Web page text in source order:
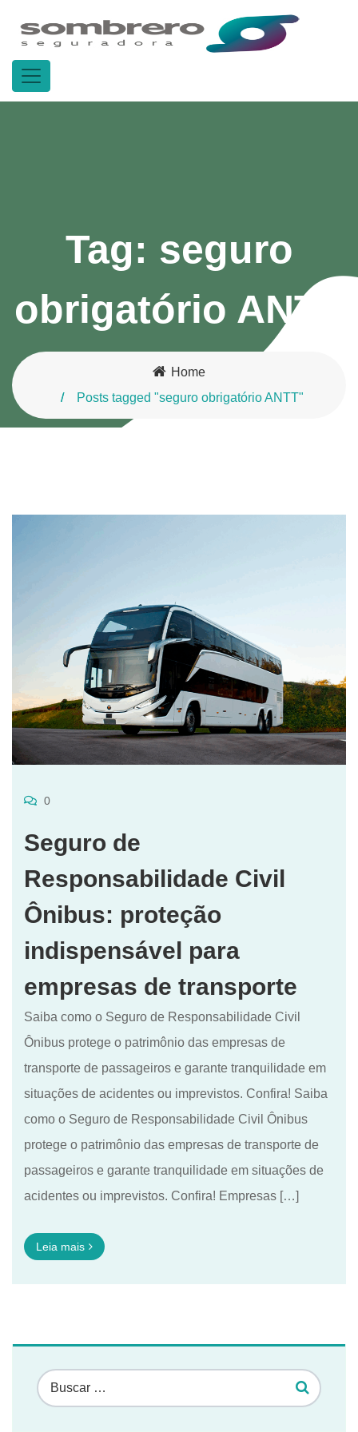
Tag: seguro
obrigatório ANTT
Home
Posts tagged "seguro obrigatório ANTT"
0
Seguro de
Responsabilidade Civil
Ônibus: proteção
indispensável para
empresas de transporte
Saiba como o Seguro de Responsabilidade Civil
Ônibus protege o patrimônio das empresas de
transporte de passageiros e garante tranquilidade em
situações de acidentes ou imprevistos. Confira! Saiba
como o Seguro de Responsabilidade Civil Ônibus
protege o patrimônio das empresas de transporte de
passageiros e garante tranquilidade em situações de
acidentes ou imprevistos. Confira! Empresas […]
Leia mais